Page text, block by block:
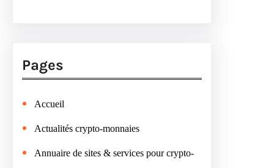
Pages
Accueil
Actualités crypto-monnaies
Annuaire de sites & services pour crypto-